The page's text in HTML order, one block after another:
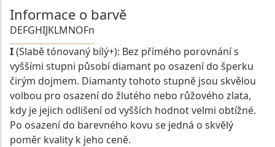
Informace o barvě
DEFGHIJKLMNOFn
I(Slabě tónovaný bílý+): Bez přímého porovnání s
vyššími stupni působí diamant po osazení do šperku
čirým dojmem. Diamanty tohoto stupně jsou skvělou
volbou pro osazení do žlutého nebo růžového zlata,
kdy je jejich odlišení od vyšších hodnot velmi obtížné.
Po osazení do barevného kovu se jedná o skvělý
poměr kvality k jeho ceně.